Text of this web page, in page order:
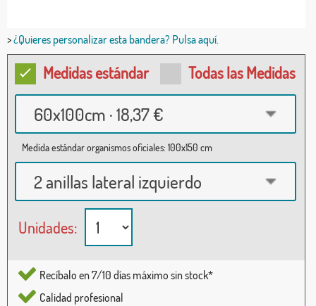
>¿Quieres personalizar esta bandera? Pulsa aquí.
Medidas estándar Todas las Medidas
60x100cm · 18,37 €
Medida estándar organismos oficiales: 100x150 cm
2 anillas lateral izquierdo
Unidades:
Recíbalo en 7/10 días máximo sin stock*
Calidad profesional